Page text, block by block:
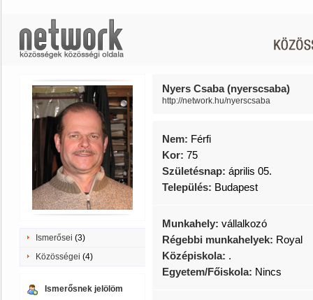
Ismerősei (3)
Közösségei (4)
Ismerősnek jelölöm
Nyers Csaba (nyerscsaba)
http://network.hu/nyerscsaba
Nem: Férfi
Kor: 75
Születésnap: április 05.
Település: Budapest
Munkahely: vállalkozó
Régebbi munkahelyek: Royal
Középiskola: .
Egyetem/Főiskola: Nincs